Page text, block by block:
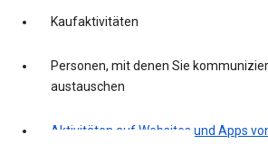
Kaufaktivitäten
Personen, mit denen Sie
austauschen
Aktivitäten auf Websites und Apps